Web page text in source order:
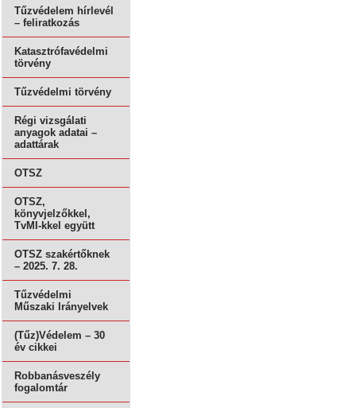
Tűzvédelem hírlevél
– feliratkozás
Katasztrófavédelmi
törvény
Tűzvédelmi törvény
Régi vizsgálati
anyagok adatai –
adattárak
OTSZ
OTSZ,
könyvjelzőkkel,
TvMI-kkel együtt
OTSZ szakértőknek
– 2025. 7. 28.
Tűzvédelmi
Műszaki Irányelvek
(Tűz)Védelem – 30
év cikkei
Robbanásveszély
fogalomtár